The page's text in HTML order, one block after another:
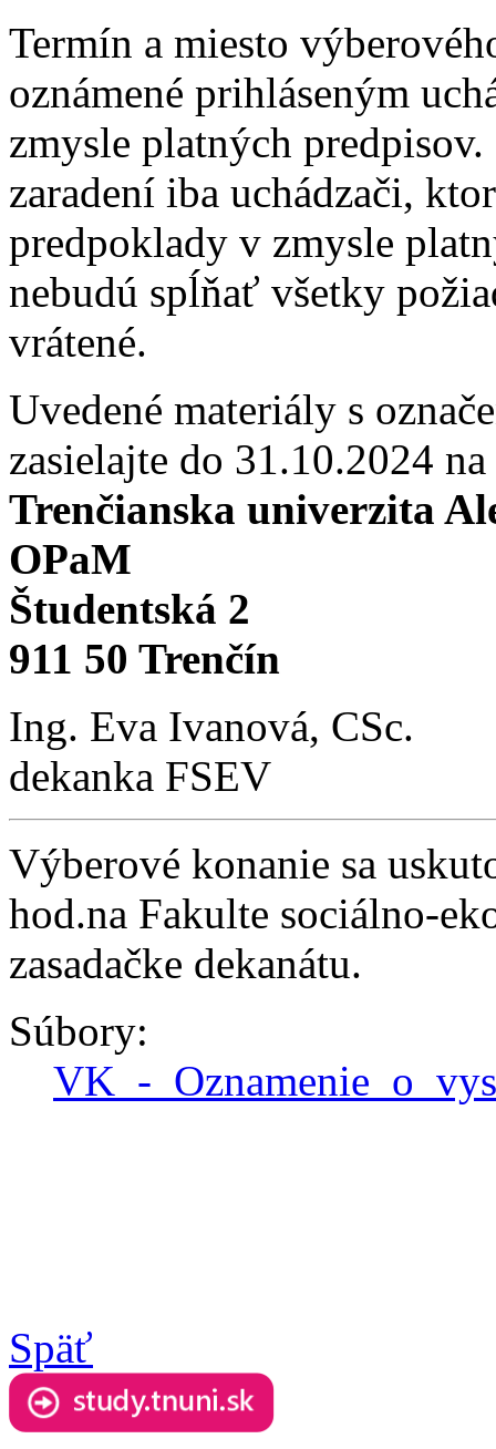
Termín a miesto
oznámené prihláseným
zmysle platných
zaradení iba uchádzači,
predpoklady v zmysle
nebudú spĺňať všetky
vrátené.
Uvedené materiály s
zasielajte do 31.10.2024 na
Trenčianska univerzita
OPaM
Študentská 2
911 50 Trenčín
Ing. Eva Ivanová, CSc.
dekanka FSEV
Výberové konanie sa
hod.na Fakulte sociálno-
zasadačke dekanátu.
Súbory:
VK_-
Späť